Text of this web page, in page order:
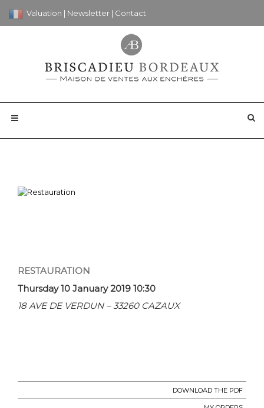
Valuation | Newsletter | Contact
RESTAURATION
Thursday 10 January 2019 10:30
18 AVE DE VERDUN – 33260 CAZAUX
DOWNLOAD THE PDF